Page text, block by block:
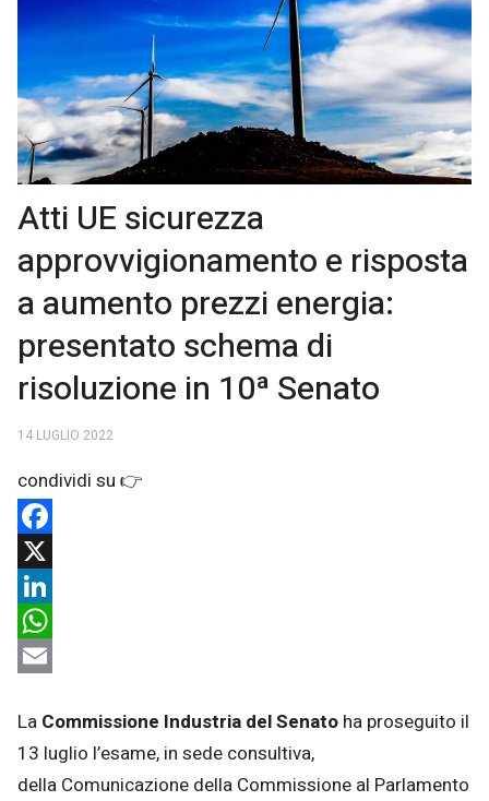
Atti UE sicurezza
approvvigionamento e risposta
a aumento prezzi energia:
presentato schema di
risoluzione in 10ª Senato
14 LUGLIO 2022
Facebook
X
LinkedIn
WhatsApp
La Commissione Industria del Senato ha proseguito il
13 luglio l’esame, in sede consultiva,
della Comunicazione della Commissione al Parlamento